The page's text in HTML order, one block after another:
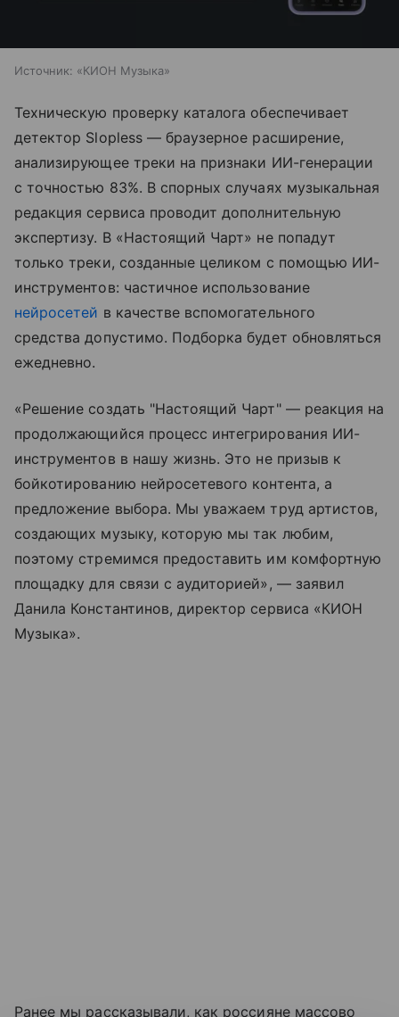
Источник: «КИОН Музыка»
Техническую проверку каталога обеспечивает
детектор Slopless — браузерное расширение,
анализирующее треки на признаки ИИ-генерации
с точностью 83%. В спорных случаях музыкальная
редакция сервиса проводит дополнительную
экспертизу. В «Настоящий Чарт» не попадут
только треки, созданные целиком с помощью ИИ-
инструментов: частичное использование
нейросетей в качестве вспомогательного
средства допустимо. Подборка будет обновляться
ежедневно.
«Решение создать "Настоящий Чарт" — реакция на
продолжающийся процесс интегрирования ИИ-
инструментов в нашу жизнь. Это не призыв к
бойкотированию нейросетевого контента, а
предложение выбора. Мы уважаем труд артистов,
создающих музыку, которую мы так любим,
поэтому стремимся предоставить им комфортную
площадку для связи с аудиторией», — заявил
Данила Константинов, директор сервиса «КИОН
Музыка».
Ранее мы рассказывали, как россияне массово